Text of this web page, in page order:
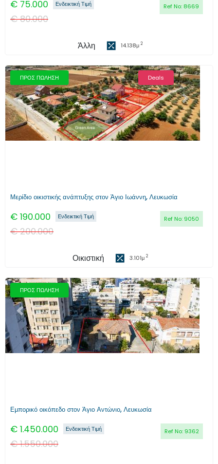
€ 75.000 Ref No: 8669
Ενδεικτική Τιμή
€80.000
Άλλη 14.138μ 2
ΠΡΟΣ ΠΩΛΗΣΗ Deals
Προηγούμενο Επόμενο
Μερίδιο οικιστικής ανάπτυξης στον Άγιο Ιωάννη, Λευκωσία
€ 190.000 Ref No: 9050
Ενδεικτική Τιμή
€200.000
Οικιστική 3.101μ 2
ΠΡΟΣ ΠΩΛΗΣΗ
Προηγούμενο Επόμενο
Εμπορικό οικόπεδο στον Άγιο Αντώνιο, Λευκωσία
€ 1.450.000 Ref No: 9362
Ενδεικτική Τιμή
€1.550.000